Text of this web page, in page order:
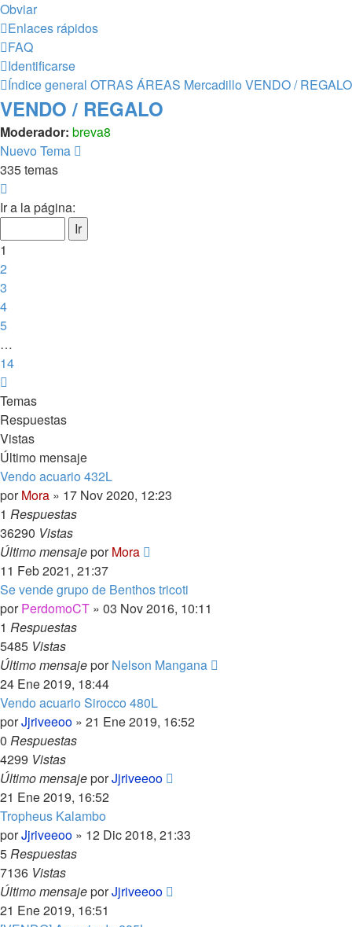
Obviar
Enlaces rápidos
FAQ
Identificarse
Índice general OTRAS ÁREAS Mercadillo VENDO / REGALO
VENDO / REGALO
Moderador: breva8
Nuevo Tema
335 temas
1
14
Ir a la página:
1
2
3
4
5
…
14
Temas
Respuestas
Vistas
Último mensaje
Vendo acuario 432L
porMora » 17 Nov 2020, 12:23
1 Respuestas
36290 Vistas
Último mensajeporMora
11 Feb 2021, 21:37
Se vende grupo de Benthos tricoti
porPerdomoCT » 03 Nov 2016, 10:11
1 Respuestas
5485 Vistas
Último mensajeporNelson Mangana
24 Ene 2019, 18:44
Vendo acuario Sirocco 480L
porJjriveeoo » 21 Ene 2019, 16:52
0 Respuestas
4299 Vistas
Último mensajeporJjriveeoo
21 Ene 2019, 16:52
Tropheus Kalambo
porJjriveeoo » 12 Dic 2018, 21:33
5Respuestas
7136 Vistas
Último mensajeporJjriveeoo
21 Ene 2019, 16:51